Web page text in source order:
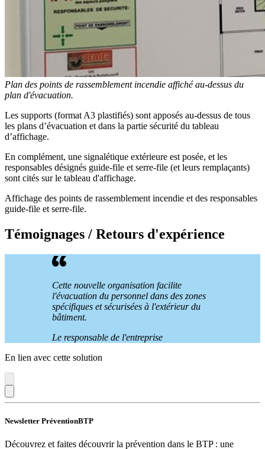
Plan des points de rassemblement incendie affiché au-dessus du
plan d'évacuation.
Les supports (format A3 plastifiés) sont apposés au-dessus de tous
les plans d’évacuation et dans la partie sécurité du tableau
d’affichage.
En complément, une signalétique extérieure est posée, et les
responsables désignés guide-file et serre-file (et leurs remplaçants)
sont cités sur le tableau d'affichage.
Affichage des points de rassemblement incendie et des responsables
guide-file et serre-file.
Témoignages / Retours d'expérience
Cette nouvelle organisation facilite
l'évacuation du personnel dans des zones
spécifiques et sécurisées à l'extérieur du
bâtiment.
Le responsable de l'entreprise
En lien avec cette solution
Newsletter PréventionBTP
Découvrez et faites découvrir la prévention dans le BTP : une